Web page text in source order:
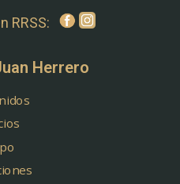
RRSS:
Herrero